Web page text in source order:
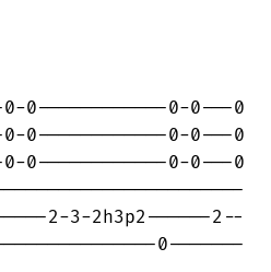
Em
0------------0-0---0
0------------0-0---0
0-0------------0-0---0
2-3-2h3p2------2--
0-------